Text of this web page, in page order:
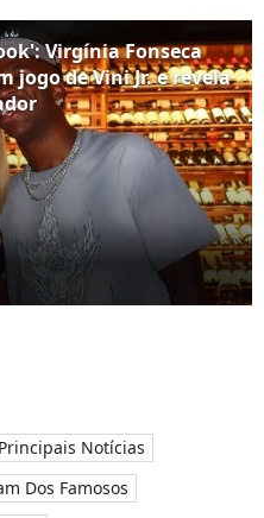
Virgínia Fonseca
jogo de Vini Jr. e revela
Principais Notícias
Dos Famosos